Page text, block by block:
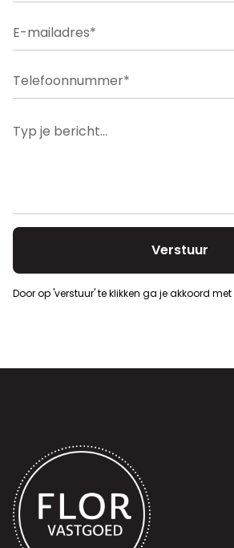
Door op 'verstuur' te klikken ga je akkoord met
Dubbele beglazing
Oplaadpunt elektrische
Dagvaarding
Verkavelingsvergunning